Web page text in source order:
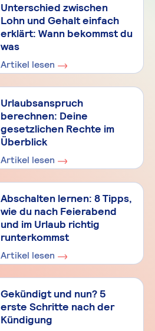
Unterschied zwischen
Lohn und Gehalt einfach
erklärt: Wann bekommst du
was
Artikel lesen
Urlaubsanspruch
berechnen: Deine
gesetzlichen Rechte im
Überblick
Artikel lesen
Abschalten lernen: 8 Tipps,
wie du nach Feierabend
und im Urlaub richtig
runterkommst
Artikel lesen
Gekündigt und nun? 5
erste Schritte nach der
Kündigung